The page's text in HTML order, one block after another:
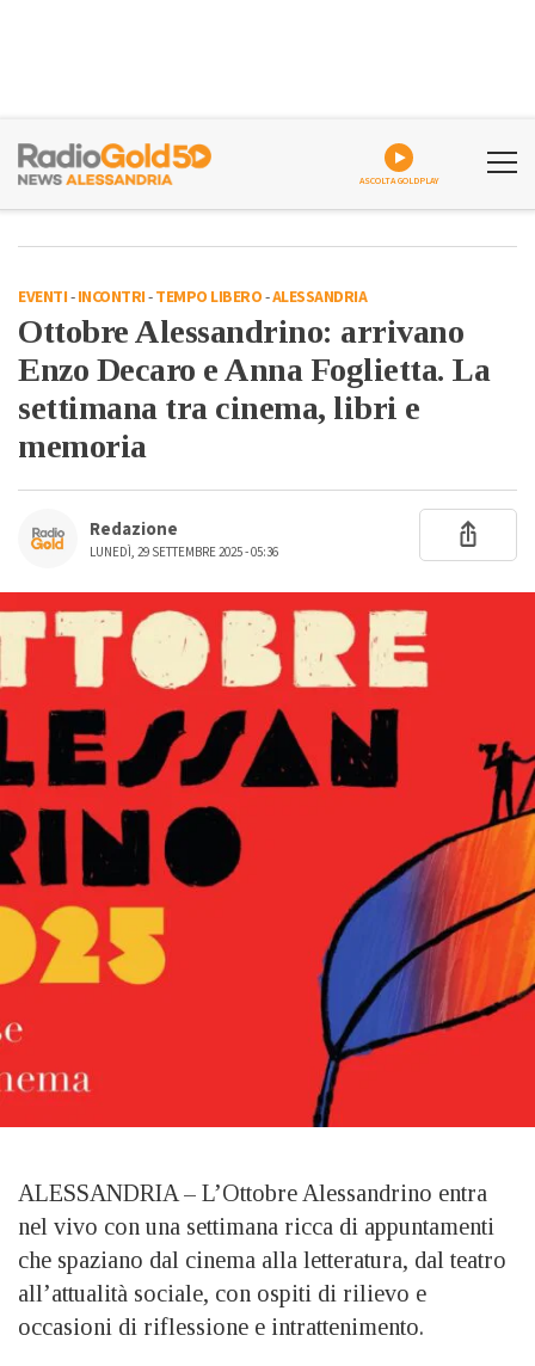
ASCOLTA GOLDPLAY
EVENTI-INCONTRI-TEMPO LIBERO-ALESSANDRIA
Ottobre Alessandrino: arrivano
Enzo Decaro e Anna Foglietta. La
settimana tra cinema, libri e
memoria
Redazione
LUNEDÌ, 29 SETTEMBRE 2025 - 05:36
ALESSANDRIA – L’Ottobre Alessandrino entra
nel vivo con una settimana ricca di appuntamenti
che spaziano dal cinema alla letteratura, dal teatro
all’attualità sociale, con ospiti di rilievo e
occasioni di riflessione e intrattenimento.